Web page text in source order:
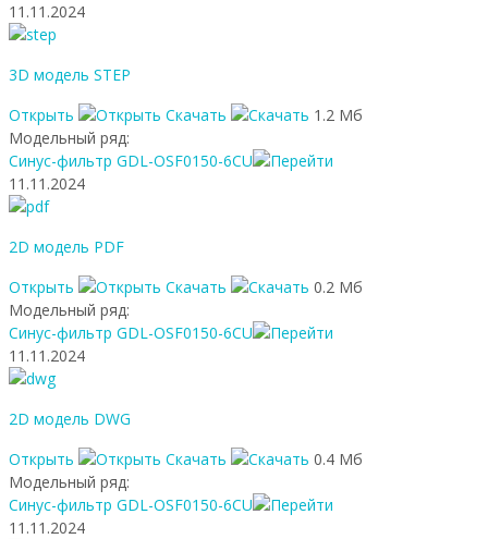
11.11.2024
3D модель STEP
Открыть
Скачать
1.2 Мб
Модельный ряд:
Синус-фильтр GDL-OSF0150-6CU
11.11.2024
2D модель PDF
Открыть
Скачать
0.2 Мб
Модельный ряд:
Синус-фильтр GDL-OSF0150-6CU
11.11.2024
2D модель DWG
Открыть
Скачать
0.4 Мб
Модельный ряд:
Синус-фильтр GDL-OSF0150-6CU
11.11.2024